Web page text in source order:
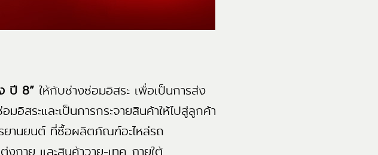
ปี 8” ให้กับช่างซ่อมอิสระ เพื่อเป็นการส่ง
มอิสระและเป็นการกระจายสินค้าให้ไปสู่ลูกค้า
ยานยนต์ ที่ซื้อผลิตภัณฑ์อะไหล่รถ
กาย และสินค้าวาย-เทค ภายใต้